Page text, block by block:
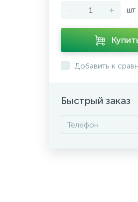
- + шт
Добавить к
Быстрый заказ
+7